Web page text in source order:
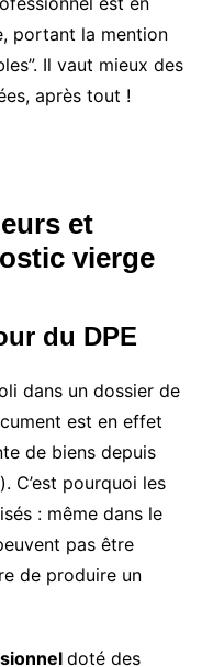
portant la mention
Il vaut mieux des
après tout !
et
vierge
du DPE
dans un dossier de
est en effet
de biens depuis
C’est pourquoi les
: même dans le
pas être
de produire un
doté des